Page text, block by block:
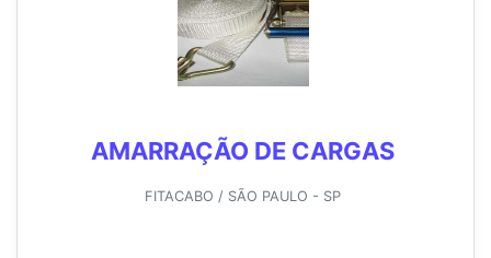
AMARRAÇÃO DE CARGAS
FITACABO / SÃO PAULO - SP